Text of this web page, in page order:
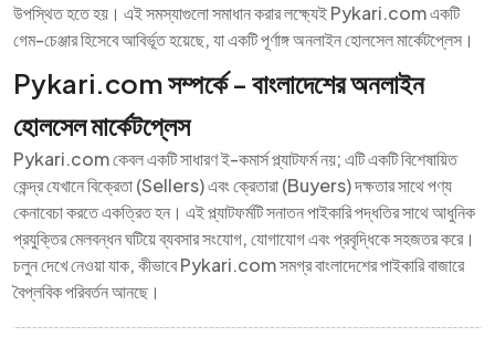
উপস্থিত হতে হয়। এই সমস্যাগুলো সমাধান করার লক্ষ্যেই Pykari.com একটি
গেম-চেঞ্জার হিসেবে আবির্ভূত হয়েছে, যা একটি পূর্ণাঙ্গ অনলাইন হোলসেল মার্কেটপ্লেস।
Pykari.com সম্পর্কে - বাংলাদেশের অনলাইন
হোলসেল মার্কেটপ্লেস
Pykari.com কেবল একটি সাধারণ ই-কমার্স প্ল্যাটফর্ম নয়; এটি একটি বিশেষায়িত
কেন্দ্র যেখানে বিক্রেতা (Sellers) এবং ক্রেতারা (Buyers) দক্ষতার সাথে পণ্য
কেনাবেচা করতে একত্রিত হন। এই প্ল্যাটফর্মটি সনাতন পাইকারি পদ্ধতির সাথে আধুনিক
প্রযুক্তির মেলবন্ধন ঘটিয়ে ব্যবসার সংযোগ, যোগাযোগ এবং প্রবৃদ্ধিকে সহজতর করে।
চলুন দেখে নেওয়া যাক, কীভাবে Pykari.com সমগ্র বাংলাদেশের পাইকারি বাজারে
বৈপ্লবিক পরিবর্তন আনছে।